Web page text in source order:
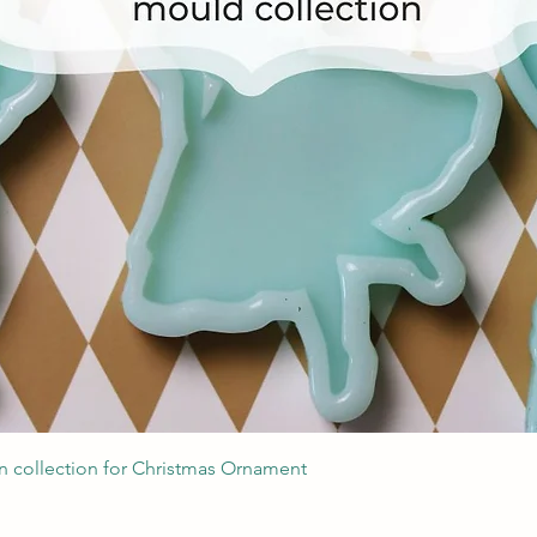
Швидкий перегляд
collection for Christmas Ornament